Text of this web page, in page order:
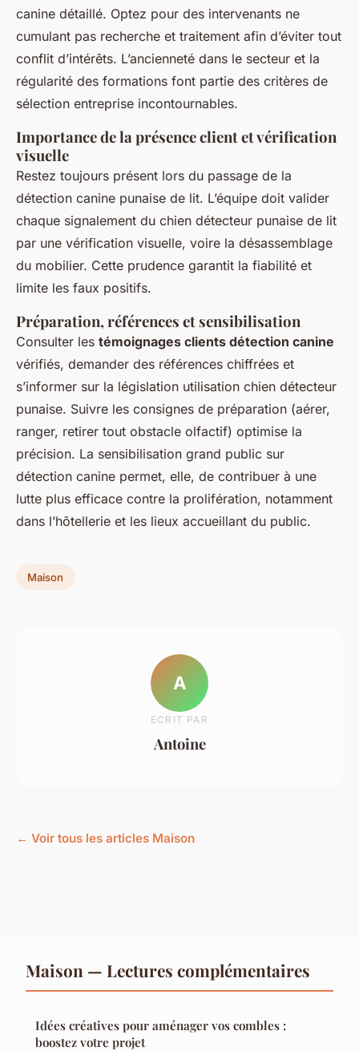
canine détaillé. Optez pour des intervenants ne
cumulant pas recherche et traitement afin d’éviter tout
conflit d’intérêts. L’ancienneté dans le secteur et la
régularité des formations font partie des critères de
sélection entreprise incontournables.
Importance de la présence client et vérification
visuelle
Restez toujours présent lors du passage de la
détection canine punaise de lit. L’équipe doit valider
chaque signalement du chien détecteur punaise de lit
par une vérification visuelle, voire la désassemblage
du mobilier. Cette prudence garantit la fiabilité et
limite les faux positifs.
Préparation, références et sensibilisation
Consulter les témoignages clients détection canine
vérifiés, demander des références chiffrées et
s’informer sur la législation utilisation chien détecteur
punaise. Suivre les consignes de préparation (aérer,
ranger, retirer tout obstacle olfactif) optimise la
précision. La sensibilisation grand public sur
détection canine permet, elle, de contribuer à une
lutte plus efficace contre la prolifération, notamment
dans l’hôtellerie et les lieux accueillant du public.
Maison
A
ECRIT PAR
Antoine
← Voir tous les articles Maison
Maison — Lectures complémentaires
Idées créatives pour aménager vos combles :
boostez votre projet